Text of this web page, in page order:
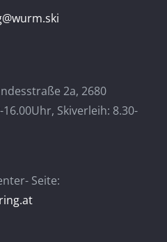
2a, 2680
Skiverleih: 8.30-
Seite: